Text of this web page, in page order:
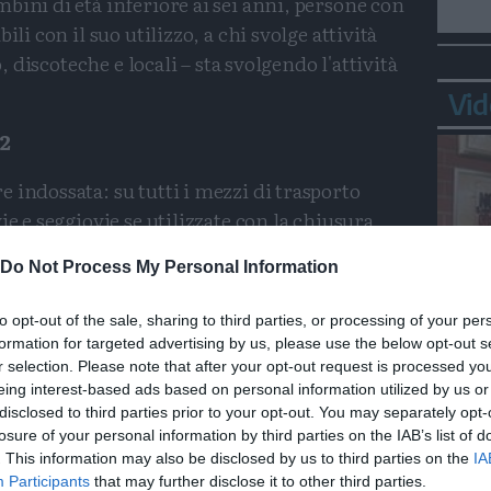
Do Not Process My Personal Information
opt-out of the sale, sharing to third parties, or processing of your
for targeted advertising by us, please use the below opt-out
selection. Please note that after your opt-out request is processed
interest-based ads based on personal information utilized by us
to third parties prior to your opt-out. You may separately
of your personal information by third parties on the IAB’s list of
This information may also be disclosed by us to third parties on the
Participants that may further disclose it to other third parties.
con il suo utilizzo, a chi svolge attività
discoteche e locali – sta svolgendo l'attività
indossata: su tutti i mezzi di trasporto
e seggiovie se utilizzate con la chiusura
si applica anche agli spettacoli aperti al
o all'aperto in sale teatrali, sale da
nonché per gli eventi e le
a partire dai sei anni. È di nuovo
formative, nonché partecipare a